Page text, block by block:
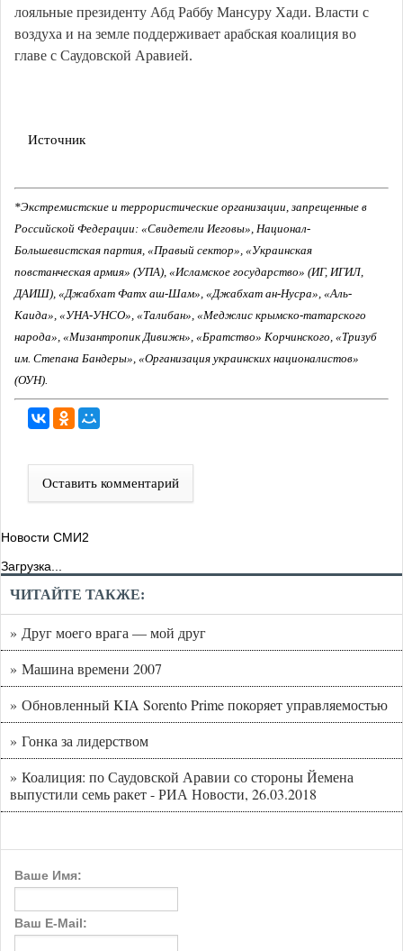
лояльные президенту Абд Раббу Мансуру Хади. Власти с
воздуха и на земле поддерживает арабская коалиция во
главе с Саудовской Аравией.
Источник
*Экстремистские и террористические организации, запрещенные в
Российской Федерации: «Свидетели Иеговы», Национал-
Большевистская партия, «Правый сектор», «Украинская
повстанческая армия» (УПА), «Исламское государство» (ИГ, ИГИЛ,
ДАИШ), «Джабхат Фатх аш-Шам», «Джабхат ан-Нусра», «Аль-
Каида», «УНА-УНСО», «Талибан», «Меджлис крымско-татарского
народа», «Мизантропик Дивижн», «Братство» Корчинского, «Тризуб
им. Степана Бандеры», «Организация украинских националистов»
(ОУН).
Оставить комментарий
Новости СМИ2
Загрузка...
ЧИТАЙТЕ ТАКЖЕ:
» Друг моего врага — мой друг
» Машина времени 2007
» Обновленный KIA Sorento Prime покоряет управляемостью
» Гонка за лидерством
» Коалиция: по Саудовской Аравии со стороны Йемена
выпустили семь ракет - РИА Новости, 26.03.2018
Ваше Имя:
Ваш E-Mail: